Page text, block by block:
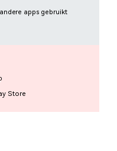
apps gebruikt
Store